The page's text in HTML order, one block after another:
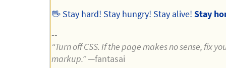
🖖 Stay hard! Stay hungry! Stay alive!Stay
--
“Turn off CSS. If the page makes no sense, fix
markup.”—fantasai